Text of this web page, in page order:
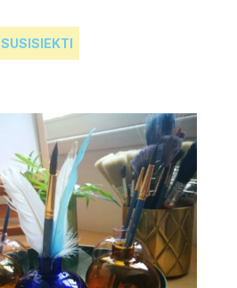
SUSISIEKTI